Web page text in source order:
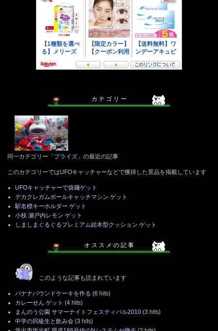
カ テ ゴ リ ー
同一カテゴリー「プライズ 」の最近の記事
このカテゴリーではUFOキャッチャーなどで獲得した景品を掲載しています
UFOキャッチャーで袋麺ゲット
デカクレガムボールキャッチマシン ゲット
駅名標キーホルダー ゲット
小枝 瀬戸内レモン ゲット
しましまぐるぐるプレミアム絵本型クッション ゲット
オ ス ス メ の 記 事
このような記事も読まれています
バナナパウンドケーキを作る (6 hits)
カレーせん ゲット (4 hits)
まんのう公園 サマーナイトフェスティバル2010 (3 hits)
中学の同級生と飲み会 (3 hits)